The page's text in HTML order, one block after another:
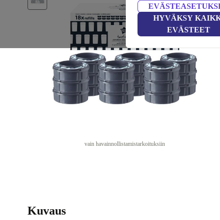
HYVÄKSY
EVÄSTEET
vain havainnollistamistarkoituksiin
Kuvaus